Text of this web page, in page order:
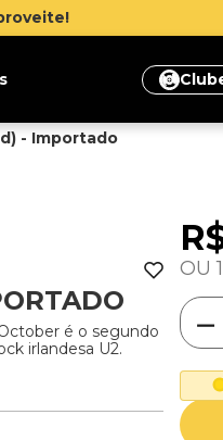
- Importado
é o segundo
irlandesa U2.
－